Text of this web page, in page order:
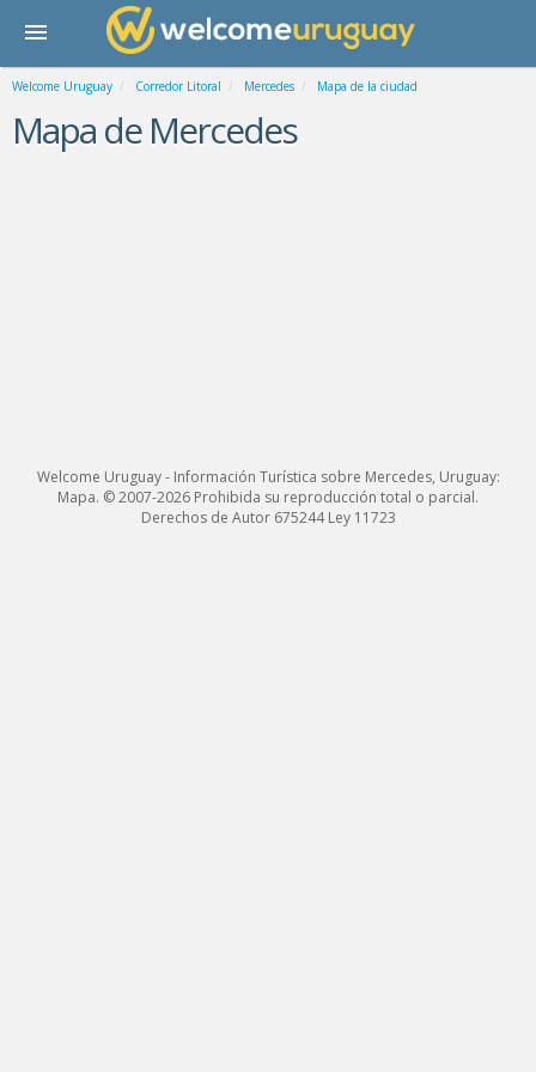
Welcome Uruguay Corredor Litoral Mercedes Mapa de la ciudad
Mapa de Mercedes
Welcome Uruguay - Información Turística sobre Mercedes, Uruguay:
Mapa. © 2007-2026 Prohibida su reproducción total o parcial.
Derechos de Autor 675244 Ley 11723